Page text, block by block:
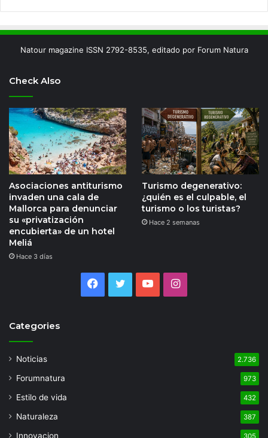
Natour magazine ISSN 2792-8535, editado por Forum Natura
Check Also
Asociaciones antiturismo
invaden una cala de
Mallorca para denunciar
su «privatización
encubierta» de un hotel
Meliá
Hace 3 días
Turismo degenerativo:
¿quién es el culpable, el
turismo o los turistas?
Hace 2 semanas
Facebook
TwitterYouTubeInstagram
Categories
Noticias 2.736
Forumnatura 973
Estilo de vida 432
Naturaleza 387
Innovacion 305